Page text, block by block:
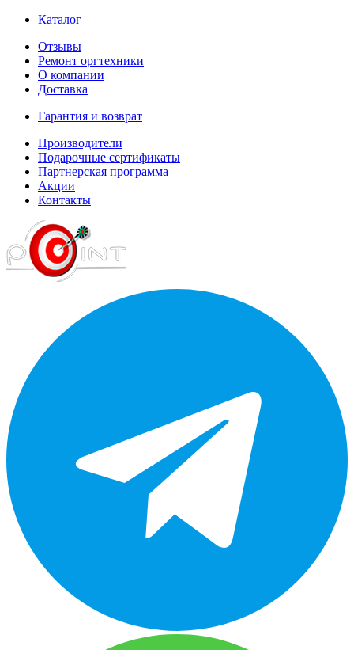
Каталог
Отзывы
Ремонт оргтехники
О компании
Доставка
Гарантия и возврат
Производители
Подарочные сертификаты
Партнерская программа
Акции
Контакты